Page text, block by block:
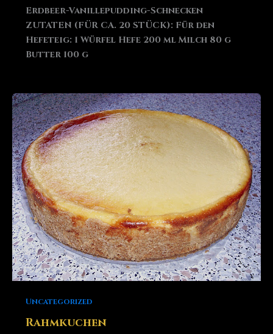
Erdbeer-Vanillepudding-Schnecken
ZUTATEN (FÜR CA. 20 STÜCK): Für den
Hefeteig: 1 Würfel Hefe 200 ml Milch 80 g
Butter 100 g
Uncategorized
Rahmkuchen